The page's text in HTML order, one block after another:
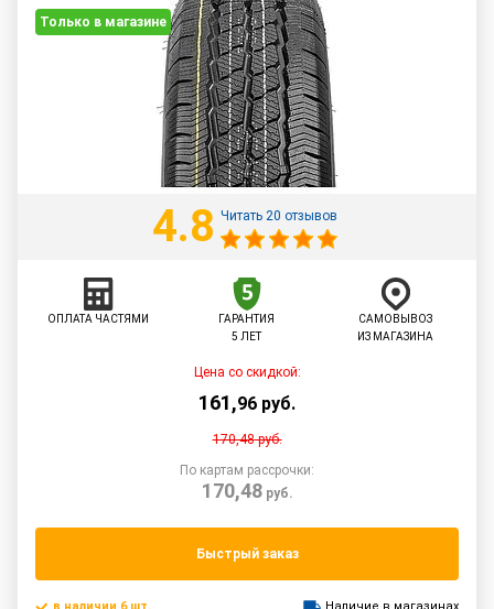
Только в магазине
4.8 Читать 20 отзывов
ОПЛАТА ЧАСТЯМИ
ГАРАНТИЯ
5 ЛЕТ
САМОВЫВОЗ
ИЗ МАГАЗИНА
Цена со скидкой:
161,96 руб.
170,48руб.
По картам рассрочки:
170,48руб.
Быстрый заказ
в наличии 6 шт. Наличие в магазинах